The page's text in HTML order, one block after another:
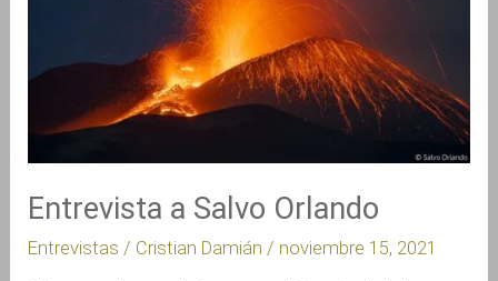
Entrevista a Salvo Orlando
Entrevistas / Cristian Damián / noviembre 15, 2021